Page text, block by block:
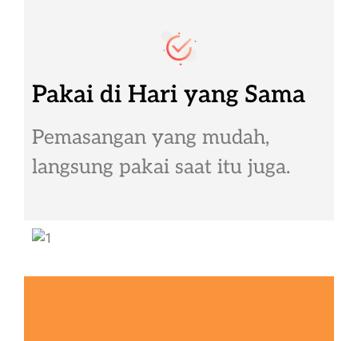
Pakai di Hari yang Sama
Pemasangan yang mudah,
langsung pakai saat itu juga.